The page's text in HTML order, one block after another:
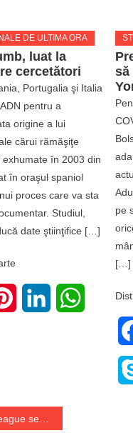
DE ULTIMA ORA
luat la
cercetători
Portugalia şi Italia
pentru a
origine a lui
cărui rămăşiţe
în 2003 din
în oraşul spaniol
proces care va sta
Studiul,
date ştiinţifice […]
PinterestLinkedIn
să
pe
[…]
și lista favoritelor